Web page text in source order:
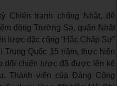
Chiến tranh chống Nhật, để
đóng Trường Sa, quân Nhật
lược đặc công “Hắc Chấp Sự”
Trung Quốc 15 năm, thực hiện
dối chiến lược đã được lên kế
Thành viên của Đảng Cộng